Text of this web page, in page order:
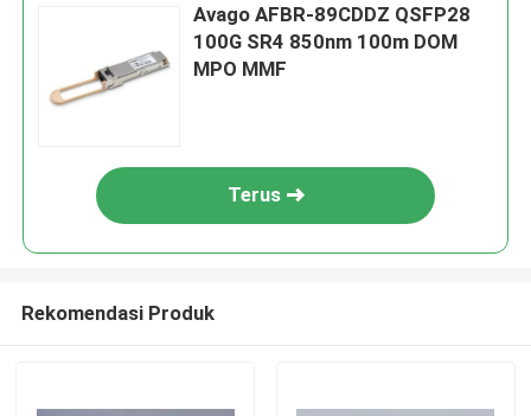
Avago AFBR-89CDDZ QSFP28
100G SR4 850nm 100m DOM
MPO MMF
Terus
Rekomendasi Produk